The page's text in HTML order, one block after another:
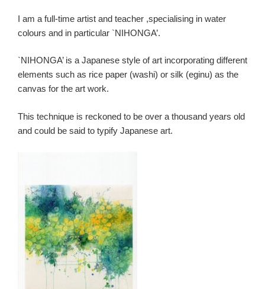
I am a full-time artist and teacher ,specialising in water
colours and in particular `NIHONGA’.
`NIHONGA’ is a Japanese style of art incorporating different
elements such as rice paper (washi) or silk (eginu) as the
canvas for the art work.
This technique is reckoned to be over a thousand years old
and could be said to typify Japanese art.